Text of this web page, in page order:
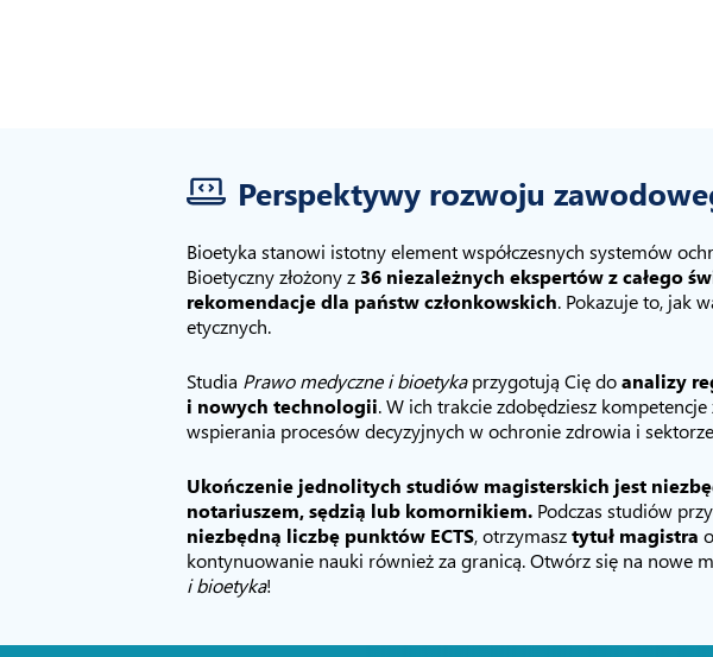
Perspektywy rozwoju
Bioetyka stanowi istotny element współczesnych systemów
Bioetyczny złożony z 36 niezależnych ekspertów z całego
rekomendacje dla państw członkowskich. Pokazuje to, jak
etycznych.
Studia Prawo medyczne i bioetykaprzygotują Cię doanalizy
i nowych technologii. W ich trakcie zdobędziesz
wspierania procesów decyzyjnych w ochronie zdrowia i
Ukończenie jednolitych studiów magisterskich jest
notariuszem, sędzią lub komornikiem. Podczas studiów
niezbędną liczbę punktów ECTS, otrzymasztytuł magistra
kontynuowanie nauki również za granicą. Otwórz się na nowe
i bioetyka!